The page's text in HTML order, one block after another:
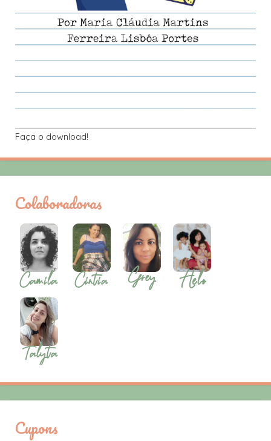
Faça o download!
Colaboradoras
Cupons